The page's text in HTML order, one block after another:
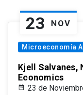
23 NOV
Microeconomía
Kjell Salvanes,
Economics
23 de